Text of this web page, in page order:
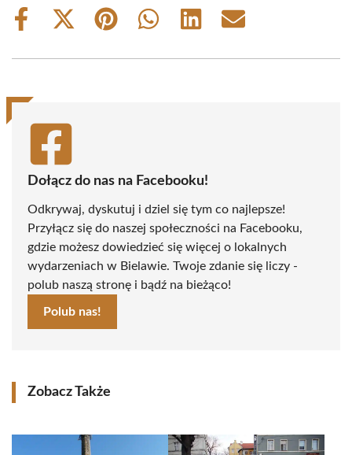
Share
Share
(Twitter)
Share
Share
Share
Share
Dołącz do nas na Facebooku!
Odkrywaj, dyskutuj i dziel się tym co najlepsze!
Przyłącz się do naszej społeczności na Facebooku,
gdzie możesz dowiedzieć się więcej o lokalnych
wydarzeniach w Bielawie. Twoje zdanie się liczy -
polub naszą stronę i bądź na bieżąco!
Polub nas!
Zobacz Także